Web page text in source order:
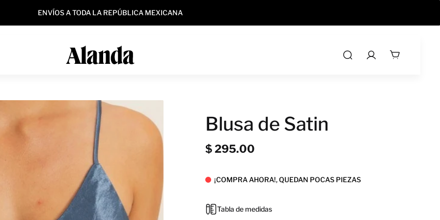
OBTÉN 10% DE DESCUENTO AL PAGAR CON KUESKI PAY, CÓDIGO KUESKI10
Blusa de Satin
$ 295.00
¡COMPRA AHORA!, QUEDAN POCAS PIEZAS
Tabla de medidas